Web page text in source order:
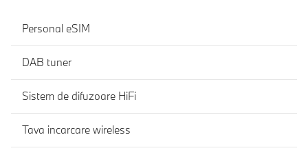
Personal eSIM
DAB tuner
Sistem de difuzoare HiFi
Tava incarcare wireless